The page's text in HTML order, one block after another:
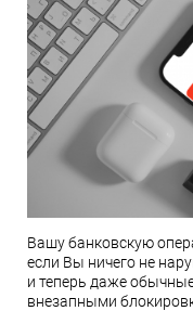
Вашу банковскую
если Вы ничего не
и теперь даже
внезапными